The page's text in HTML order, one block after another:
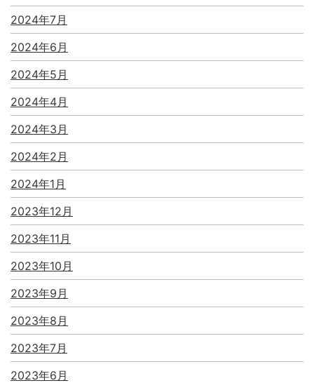
2024年7月
2024年6月
2024年5月
2024年4月
2024年3月
2024年2月
2024年1月
2023年12月
2023年11月
2023年10月
2023年9月
2023年8月
2023年7月
2023年6月